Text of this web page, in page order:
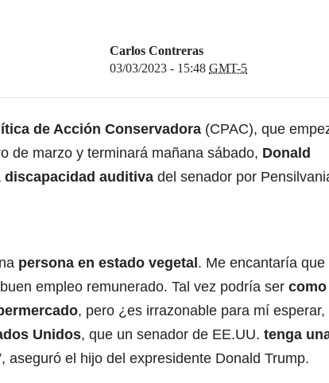
Carlos Contreras
03/03/2023 - 15:48 GMT-5
de Acción Conservadora (CPAC), que
de marzo y terminará mañana sábado, Donald
discapacidad auditiva del senador por
persona en estado vegetal . Me encantaría que
empleo remunerado. Tal vez podría ser como
, pero ¿es irrazonable para mí esperar,
Unidos, que un senador de EE.UU. tenga
aseguró el hijo del expresidente Donald Trump.